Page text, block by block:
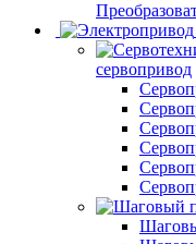
сервопривод